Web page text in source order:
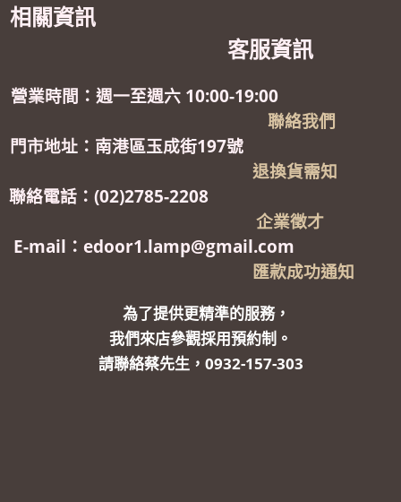
相關資訊
客服資訊
營業時間：週一至週六 10:00-19:00
聯絡我們
門市地址：南港區玉成街197號
退換貨需知
聯絡電話：(02)2785-2208
企業徵才
E-mail：edoor1.lamp@gmail.com
匯款成功通知
為了提供更精準的服務，
我們來店參觀採用預約制。
請聯絡蔡先生，0932-157-303